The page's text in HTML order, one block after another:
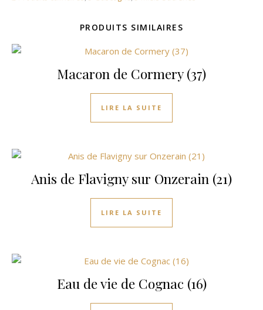
PRODUITS SIMILAIRES
Macaron de Cormery (37)
LIRE LA SUITE
Anis de Flavigny sur Onzerain (21)
LIRE LA SUITE
Eau de vie de Cognac (16)